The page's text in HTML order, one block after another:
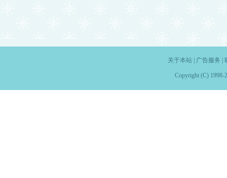
关于本站| 广告服务
Copyright (C) 1998-